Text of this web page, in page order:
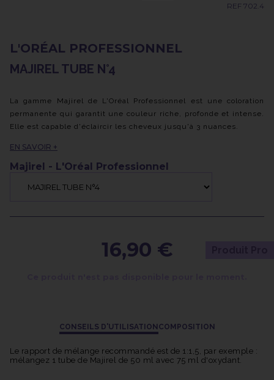
REF 702.4
L'ORÉAL PROFESSIONNEL
MAJIREL TUBE N°4
La gamme Majirel de L'Oréal Professionnel est une coloration
permanente qui garantit une couleur riche, profonde et intense.
Elle est capable d'éclaircir les cheveux jusqu'à 3 nuances.
assure une couverture complète des cheveux blancs.
Enrichie des principes actifs Ionène G et Incel, cette formule
laissant forts et en bonne santé.
EN SAVOIR +
Majirel - L'Oréal Professionnel
16,90 €
CONSEILS D'UTILISATION COMPOSITION
Le rapport de mélange recommandé est de 1:1,5, par exemple :
mélangez 1 tube de Majirel de 50 ml avec 75 ml d'oxydant.